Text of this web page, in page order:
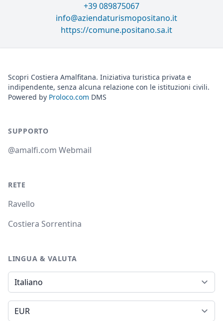
+39 089875067
info@aziendaturismopositano.it
https://comune.positano.sa.it
Scopri Costiera Amalfitana. Iniziativa turistica privata e
indipendente, senza alcuna relazione con le istituzioni civili.
Powered by Proloco.com DMS
SUPPORTO
@amalfi.com Webmail
RETE
Ravello
Costiera Sorrentina
LINGUA & VALUTA
Lingua
Valuta